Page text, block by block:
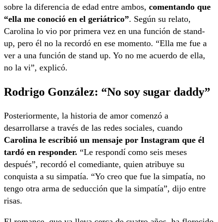
sobre la diferencia de edad entre ambos, comentando que
“ella me conoció en el geriátrico”. Según su relato,
Carolina lo vio por primera vez en una función de stand-
up, pero él no la recordó en ese momento. “Ella me fue a
ver a una función de stand up. Yo no me acuerdo de ella,
no la vi”, explicó.
Rodrigo González: “No soy sugar daddy”
Posteriormente, la historia de amor comenzó a
desarrollarse a través de las redes sociales, cuando
Carolina le escribió un mensaje por Instagram que él
tardó en responder. “Le respondí como seis meses
después”, recordó el comediante, quien atribuye su
conquista a su simpatía. “Yo creo que fue la simpatía, no
tengo otra arma de seducción que la simpatía”, dijo entre
risas.